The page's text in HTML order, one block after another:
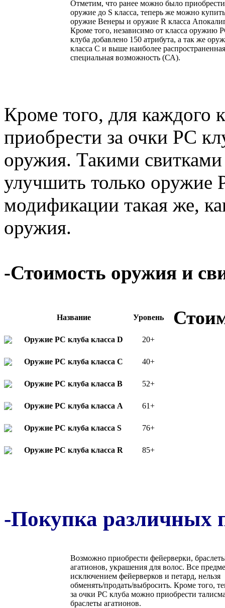
Отметим, что ранее можно было приобрести
оружие до S класса, теперь же можно
оружие Венеры и оружие R класса
Кроме того, независимо от класса оружию
клуба добавлено 150 атрибута, а так же
класса С и выше наиболее распространенная
специальная возможность (СА).
Кроме того, для каждого
приобрести за очки РС
оружия. Такими
улучшить только оружие
модификации такая же,
оружия.
-Стоимость оружия и
Название Уровень
Оружие РС клуба класса D 20+
Оружие РС клуба класса С 40+
Оружие РС клуба класса В 52+
Оружие РС клуба класса А 61+
Оружие РС клуба класса S 76+
Оружие РС клуба класса R 85+
-Покупка различных
Возможно приобрести фейерверки,
агатионов, украшения для волос. Все
исключением фейерверков и петард, нельзя
обменять/продать/выбросить. Кроме того,
за очки РС клуба можно приобрести
браслеты агатионов.